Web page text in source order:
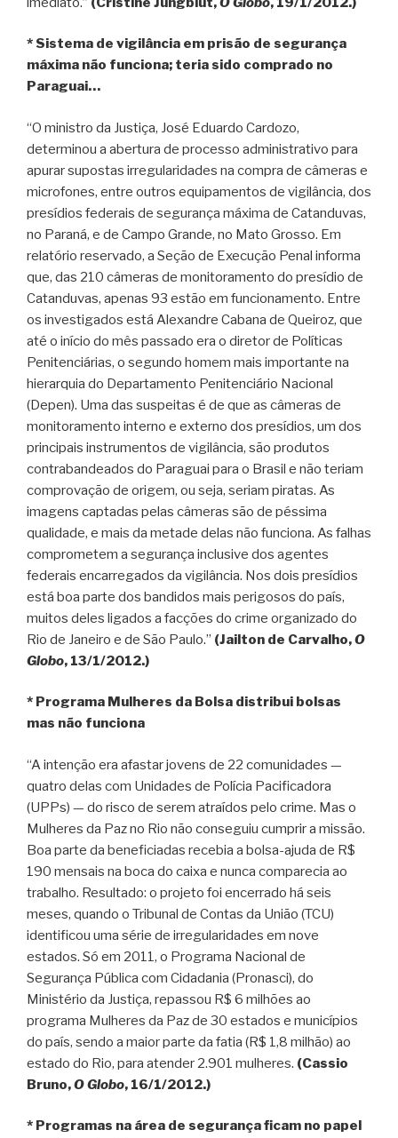
* Sistema de vigilância em prisão de segurança
máxima não funciona; teria sido comprado no
Paraguai…
“O ministro da Justiça, José Eduardo Cardozo,
determinou a abertura de processo administrativo para
apurar supostas irregularidades na compra de câmeras e
microfones, entre outros equipamentos de vigilância, dos
presídios federais de segurança máxima de Catanduvas,
no Paraná, e de Campo Grande, no Mato Grosso. Em
relatório reservado, a Seção de Execução Penal informa
que, das 210 câmeras de monitoramento do presídio de
Catanduvas, apenas 93 estão em funcionamento. Entre
os investigados está Alexandre Cabana de Queiroz, que
até o início do mês passado era o diretor de Políticas
Penitenciárias, o segundo homem mais importante na
hierarquia do Departamento Penitenciário Nacional
(Depen). Uma das suspeitas é de que as câmeras de
monitoramento interno e externo dos presídios, um dos
principais instrumentos de vigilância, são produtos
contrabandeados do Paraguai para o Brasil e não teriam
comprovação de origem, ou seja, seriam piratas. As
imagens captadas pelas câmeras são de péssima
qualidade, e mais da metade delas não funciona. As falhas
comprometem a segurança inclusive dos agentes
federais encarregados da vigilância. Nos dois presídios
está boa parte dos bandidos mais perigosos do país,
muitos deles ligados a facções do crime organizado do
Rio de Janeiro e de São Paulo.” (Jailton de Carvalho,O
Globo, 13/1/2012.)
* Programa Mulheres da Bolsa distribui bolsas
mas não funciona
“A intenção era afastar jovens de 22 comunidades —
quatro delas com Unidades de Polícia Pacificadora
(UPPs) — do risco de serem atraídos pelo crime. Mas o
Mulheres da Paz no Rio não conseguiu cumprir a missão.
Boa parte da beneficiadas recebia a bolsa-ajuda de R$
190 mensais na boca do caixa e nunca comparecia ao
trabalho. Resultado: o projeto foi encerrado há seis
meses, quando o Tribunal de Contas da União (TCU)
identificou uma série de irregularidades em nove
estados. Só em 2011, o Programa Nacional de
Segurança Pública com Cidadania (Pronasci), do
Ministério da Justiça, repassou R$ 6 milhões ao
programa Mulheres da Paz de 30 estados e municípios
do país, sendo a maior parte da fatia (R$ 1,8 milhão) ao
estado do Rio, para atender 2.901 mulheres. (Cassio
Bruno,O Globo, 16/1/2012.)
* Programas na área de segurança ficam no papel